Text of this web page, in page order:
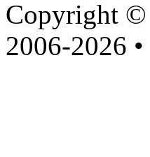
Copyright ©
2006-2026